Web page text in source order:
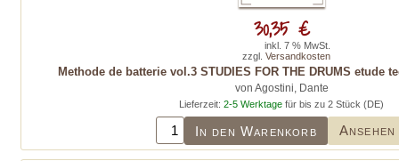
Methode de batterie vol.3 STUDIES FOR THE DRUMS etude
von Agostini, Dante
Lieferzeit: 2-5 Werktage für bis zu 2 Stück (DE)
In den Warenkorb Ansehen
30,35 €
inkl. 7 % MwSt.
zzgl. Versandkosten